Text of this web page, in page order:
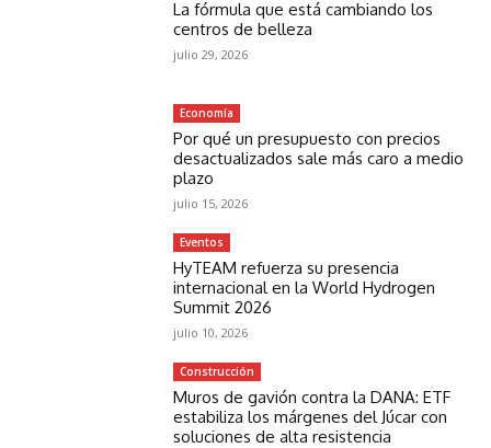
La fórmula que está cambiando los
centros de belleza
julio 29, 2026
Economía
Por qué un presupuesto con precios
desactualizados sale más caro a medio
plazo
julio 15, 2026
Eventos
HyTEAM refuerza su presencia
internacional en la World Hydrogen
Summit 2026
julio 10, 2026
Construcción
Muros de gavión contra la DANA: ETF
estabiliza los márgenes del Júcar con
soluciones de alta resistencia